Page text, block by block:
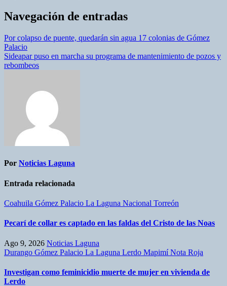
Navegación de entradas
Por colapso de puente, quedarán sin agua 17 colonias de Gómez
Palacio
Sideapar puso en marcha su programa de mantenimiento de pozos y
rebombeos
Por Noticias Laguna
Entrada relacionada
Coahuila Gómez Palacio La Laguna Nacional Torreón
Pecarí de collar es captado en las faldas del Cristo de las Noas
Ago 9, 2026 Noticias Laguna
Durango Gómez Palacio La Laguna Lerdo MapimíNota Roja
Investigan como feminicidio muerte de mujer en vivienda de
Lerdo